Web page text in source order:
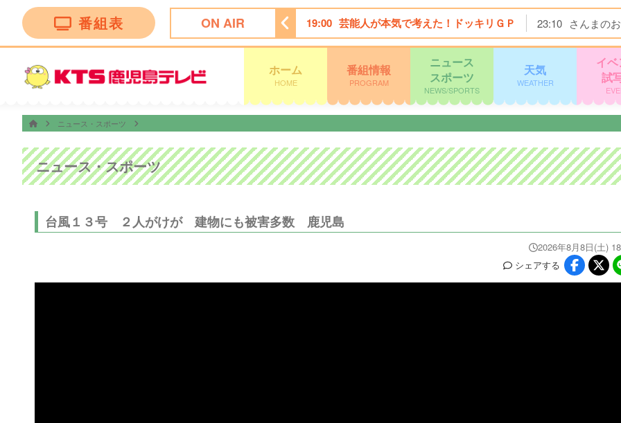
番組表 ON AIR
トークバラエティー”！ 18:30 ナマ・イキＶＯＩＣＥ 19:00 芸能人が本気で考えた！ドッキリＧＰ 23:10 さんまの
ホーム
HOME
番組情報
PROGRAM
ニュース
スポーツ
NEWS/SPORTS
天気
WEATHER
イ
試
ニュース・スポーツ
ニュース・スポーツ
台風１３号 ２人がけが 建物にも被害多数 鹿児島
2026年8月8日(土)
シェアする